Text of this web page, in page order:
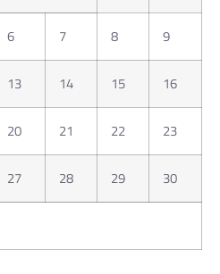
6 7 8 9
13 14 15 16
20 21 22 23
27 28 29 30